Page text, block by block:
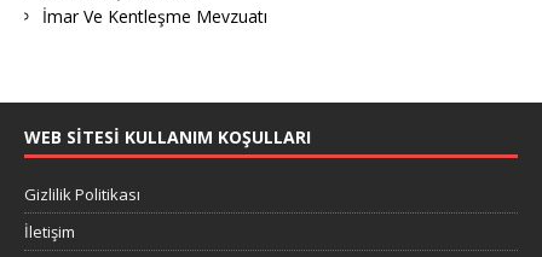
İmar Ve Kentleşme Mevzuatı
WEB SITESI KULLANIM KOŞULLARI
Gizlilik Politikası
İletişim